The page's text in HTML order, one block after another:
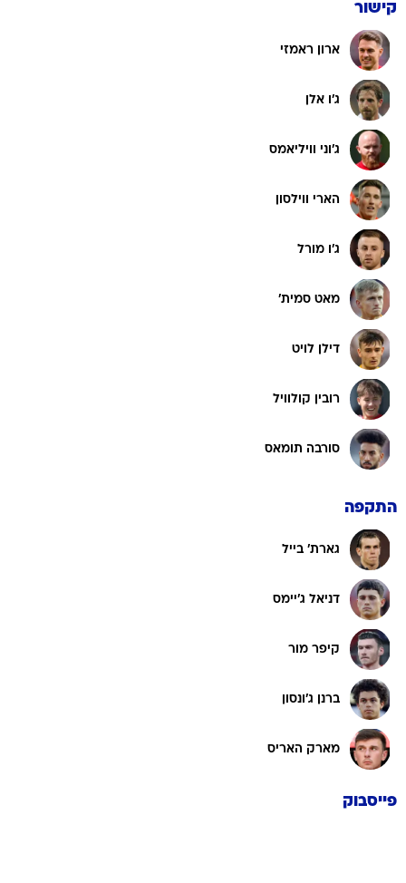
קישור
ארון ראמזי
ג'ו אלן
ג'וני וויליאמס
הארי ווילסון
ג'ו מורל
מאט סמית'
דילן לויט
רובין קולוויל
סורבה תומאס
התקפה
גארת' בייל
דניאל ג'יימס
קיפר מור
ברנן ג'ונסון
מארק האריס
פייסבוק